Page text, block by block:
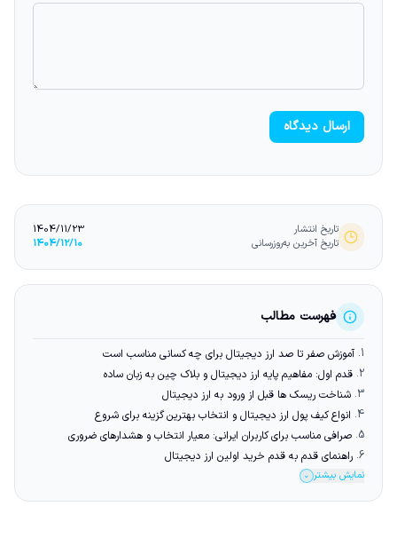
ارسال دیدگاه
تاریخ انتشار
1404/11/23
تاریخ آخرین به‌روزرسانی
1404/12/10
فهرست مطالب
1. آموزش صفر تا صد ارز دیجیتال برای چه کسانی مناسب است
2. قدم اول: مفاهیم پایه ارز دیجیتال و بلاک چین به زبان ساده
3. شناخت ریسک ها قبل از ورود به ارز دیجیتال
4. انواع کیف پول ارز دیجیتال و انتخاب بهترین گزینه برای شروع
5. صرافی مناسب برای کاربران ایرانی: معیار انتخاب و هشدارهای ضروری
6. راهنمای قدم به قدم خرید اولین ارز دیجیتال
نمایش بیشتر ⌄